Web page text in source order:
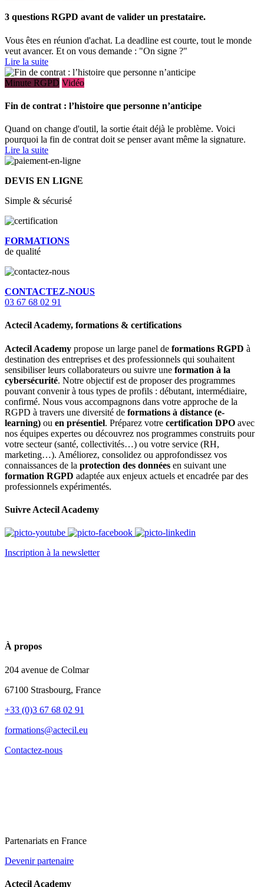
3 questions RGPD avant de valider un prestataire.
Vous êtes en réunion d'achat. La deadline est courte, tout le monde
veut avancer. Et on vous demande : "On signe ?"
Lire la suite
Minute RGPD Vidéo
Fin de contrat : l’histoire que personne n’anticipe
Quand on change d'outil, la sortie était déjà le problème. Voici
pourquoi la fin de contrat doit se penser avant même la signature.
Lire la suite
DEVIS EN LIGNE
Simple & sécurisé
FORMATIONS
de qualité
CONTACTEZ-NOUS
03 67 68 02 91
Actecil Academy, formations & certifications
Actecil Academy propose un large panel de formations RGPD à
destination des entreprises et des professionnels qui souhaitent
sensibiliser leurs collaborateurs ou suivre une formation à la
cybersécurité. Notre objectif est de proposer des programmes
pouvant convenir à tous types de profils : débutant, intermédiaire,
confirmé. Nous vous accompagnons dans votre approche de la
RGPD à travers une diversité de formations à distance (e-
learning) ou en présentiel. Préparez votre certification DPO avec
nos équipes expertes ou découvrez nos programmes construits pour
votre secteur (santé, collectivités…) ou votre service (RH,
marketing…). Améliorez, consolidez ou approfondissez vos
connaissances de la protection des données en suivant une
formation RGPD adaptée aux enjeux actuels et encadrée par des
professionnels expérimentés.
Suivre Actecil Academy
Inscription à la newsletter
À propos
204 avenue de Colmar
67100 Strasbourg, France
+33 (0)3 67 68 02 91
formations@actecil.eu
Contactez-nous
Partenariats en France
Devenir partenaire
Actecil Academy